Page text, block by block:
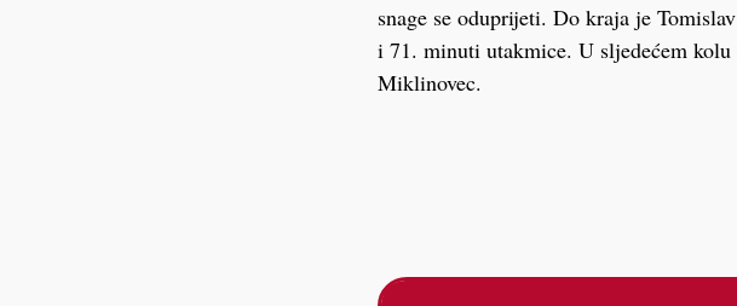
snage se oduprijeti. Do kraja je
i 71. minuti utakmice. U sljedećem
Miklinovec.